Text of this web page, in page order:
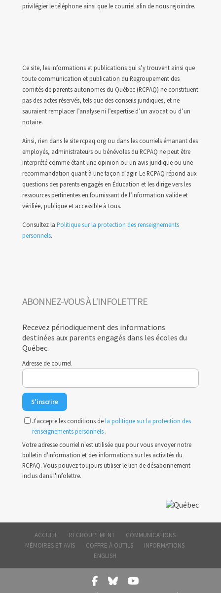
privilégier le téléphone ainsi que le courriel afin de nous rejoindre.
Ce site, les informations et publications qui s’y trouvent ainsi que
toute communication et publication du Regroupement des
comités de parents autonomes du Québec (RCPAQ) ne constituent
pas des actes réservés, tels que des conseils juridiques, et ne
sauraient remplacer l’analyse ni l’expertise d’un avocat ou d’un
notaire.
Ainsi, rien dans le site rcpaq.org ou dans les courriels émanant des
employés, administrateurs ou bénévoles du RCPAQ ne peut être
interprété comme étant une opinion ou un avis juridique ou une
recommandation quant à une façon d’agir. Le RCPAQ répond aux
questions des parents engagés en Éducation et les dirige vers les
ressources pertinentes en fournissant de l’information valide et
vérifiée, publique et accessible à tous.
Consultez la Politique sur la protection des renseignements
personnels.
ABONNEZ-VOUS À L'INFOLETTRE
Recevez périodiquement des informations
destinées aux parents engagés dans les écoles du
Québec.
Adresse de courriel
J'accepte les conditions dela politique sur la protection des
renseignements personnels .
Votre adresse courriel n'est utilisée que pour vous envoyer notre
bulletin d'information et des informations sur les activités du
RCPAQ. Vous pouvez toujours utiliser le lien de désabonnement
inclus dans l'infolettre.
ACCUEIL REGROUPEMENT
COMMUNICATIONS
MÉMOIRES ET AVIS
COFFRE À OUTILS
INFORMATIONS
ENGLISH